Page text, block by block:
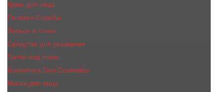
Крем для лица
Пилинги,Скрабы
Лосьон и тоник
Средства для умывания
Патчи под глаза
Косметика Dari Cosmetics
Маски для лица